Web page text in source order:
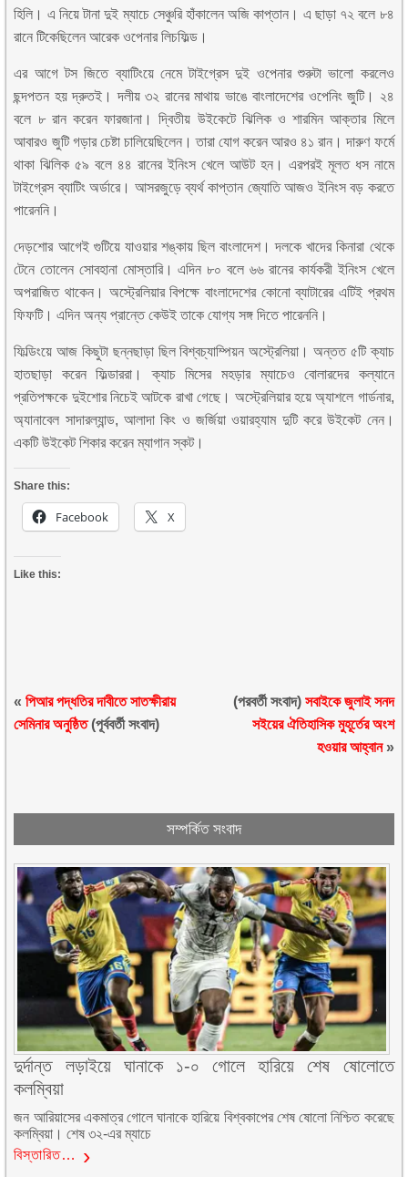
হিলি। এ নিয়ে টানা দুই ম্যাচে সেঞ্চুরি হাঁকালেন অজি কাপ্তান। এ ছাড়া ৭২ বলে ৮৪
রানে টিকেছিলেন আরেক ওপেনার লিচফিল্ড।
এর আগে টস জিতে ব্যাটিংয়ে নেমে টাইগ্রেস দুই ওপেনার শুরুটা ভালো করলেও
ছন্দপতন হয় দ্রুতই। দলীয় ৩২ রানের মাথায় ভাঙে বাংলাদেশের ওপেনিং জুটি। ২৪
বলে ৮ রান করেন ফারজানা। দ্বিতীয় উইকেটে ঝিলিক ও শারমিন আক্তার মিলে
আবারও জুটি গড়ার চেষ্টা চালিয়েছিলেন। তারা যোগ করেন আরও ৪১ রান। দারুণ ফর্মে
থাকা ঝিলিক ৫৯ বলে ৪৪ রানের ইনিংস খেলে আউট হন। এরপরই মূলত ধস নামে
টাইগ্রেস ব্যাটিং অর্ডারে। আসরজুড়ে ব্যর্থ কাপ্তান জ্যোতি আজও ইনিংস বড় করতে
পারেননি।
দেড়শোর আগেই গুটিয়ে যাওয়ার শঙ্কায় ছিল বাংলাদেশ। দলকে খাদের কিনারা থেকে
টেনে তোলেন সোবহানা মোস্তারি। এদিন ৮০ বলে ৬৬ রানের কার্যকরী ইনিংস খেলে
অপরাজিত থাকেন। অস্ট্রেলিয়ার বিপক্ষে বাংলাদেশের কোনো ব্যাটারের এটিই প্রথম
ফিফটি। এদিন অন্য প্রান্তে কেউই তাকে যোগ্য সঙ্গ দিতে পারেননি।
ফিল্ডিংয়ে আজ কিছুটা ছন্নছাড়া ছিল বিশ্বচ্যাম্পিয়ন অস্ট্রেলিয়া। অন্তত ৫টি ক্যাচ
হাতছাড়া করেন ফিল্ডাররা। ক্যাচ মিসের মহড়ার ম্যাচেও বোলারদের কল্যানে
প্রতিপক্ষকে দুইশোর নিচেই আটকে রাখা গেছে। অস্ট্রেলিয়ার হয়ে অ্যাশলে গার্ডনার,
অ্যানাবেল সাদারল্যান্ড, আলাদা কিং ও জর্জিয়া ওয়ারহ্যাম দুটি করে উইকেট নেন।
একটি উইকেট শিকার করেন ম্যাগান স্কট।
Share this:
Facebook X
Like this:
«পিআর পদ্ধতির দাবীতে সাতক্ষীরায়
সেমিনার অনুষ্ঠিত(পূর্ববর্তী সংবাদ)
(পরবর্তী সংবাদ) সবাইকে জুলাই সনদ
সইয়ের ঐতিহাসিক মুহূর্তের অংশ
হওয়ার আহ্বান»
সম্পর্কিত সংবাদ
দুর্দান্ত লড়াইয়ে ঘানাকে ১-০ গোলে হারিয়ে শেষ ষোলোতে
কলম্বিয়া
জন আরিয়াসের একমাত্র গোলে ঘানাকে হারিয়ে বিশ্বকাপের শেষ ষোলো নিশ্চিত করেছে
কলম্বিয়া। শেষ ৩২-এর ম্যাচে
বিস্তারিত…